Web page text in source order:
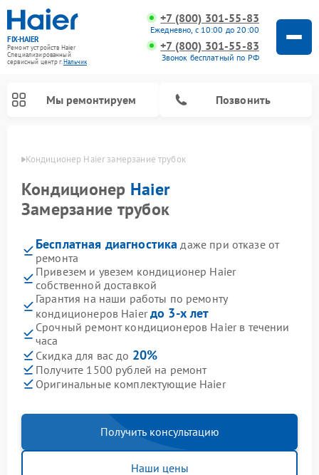
FIX-HAIER
Ремонт устройств Haier
Специализированный
cервисный центр г.Нальчик
+7 (800) 301-55-83
Ежедневно, с 10:00 до 20:00
+7 (800) 301-55-83
Звонок бесплатный по РФ
Мы ремонтируем Позвонить
Кондиционер Haier замерзание трубок
Кондиционер Haier
Замерзание трубок
Бесплатная диагностика даже при отказе от
ремонта
Привезем и увезем кондиционер Haier
собственной доставкой
Гарантия на наши работы по ремонту
кондиционеров Haierдо 3-х лет
Срочный ремонт кондиционеров Haier в течении
часа
Скидка для вас до 20%
Получите 1500 рублей на ремонт
Оригинальные комплектующие Haier
Получить консультацию
Наши цены